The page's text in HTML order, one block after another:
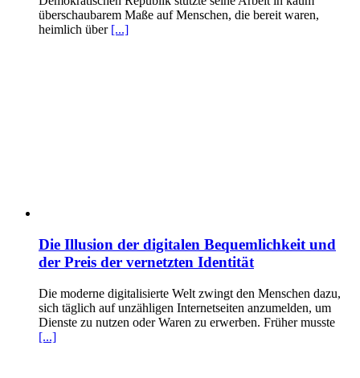
überschaubarem Maße auf Menschen, die bereit waren,
heimlich über [...]
Die Illusion der digitalen Bequemlichkeit und
der Preis der vernetzten Identität
Die moderne digitalisierte Welt zwingt den Menschen dazu,
sich täglich auf unzähligen Internetseiten anzumelden, um
Dienste zu nutzen oder Waren zu erwerben. Früher musste
[...]